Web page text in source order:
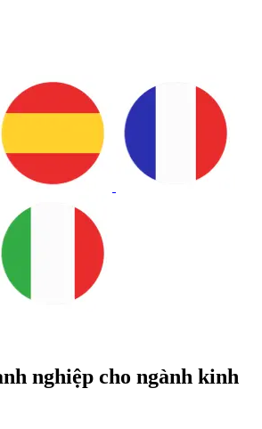
nghiệp cho ngành kinh